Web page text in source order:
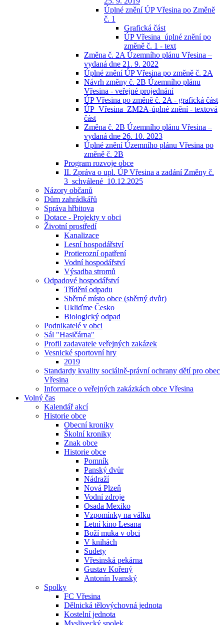
Úplné znění ÚP Vřesina po Změně
č. 1
Grafická část
ÚP Vřesina_úplné znění po
změně č. 1 - text
Změna č. 2A Územního plánu Vřesina –
vydaná dne 21. 9. 2022
Úplné znění ÚP Vřesina po změně č. 2A
Návrh změny č. 2B Územního plánu
Vřesina - veřejné projednání
ÚP Vřesina po změně č. 2A - grafická část
ÚP_Vřesina_ZM2A-úplné znění - textová
část
Změna č. 2B Územního plánu Vřesina –
vydaná dne 26. 10. 2023
Úplné znění Územního plánu Vřesina po
změně č. 2B
Program rozvoje obce
II. Zpráva o upl. ÚP Vřesina a zadání Změny č.
3_schválené_10.12.2025
Názory občanů
Dům zahrádkářů
Správa hřbitova
Dotace - Projekty v obci
Životní prostředí
Kanalizace
Lesní hospodářství
Protierozní opatření
Vodní hospodářství
Výsadba stromů
Odpadové hospodářství
Třídění odpadu
Sběrné místo obce (sběrný dvůr)
Ukliďme Česko
Biologický odpad
Podnikatelé v obci
Sál "Hasičárna"
Profil zadavatele veřejných zakázek
Vesnické sportovní hry
2019
Standardy kvality sociálně-právní ochrany dětí pro obec
Vřesina
Informace o veřejných zakázkách obce Vřesina
Volný čas
Kalendář akcí
Historie obce
Obecní kroniky
Školní kroniky
Znak obce
Historie obce
Pomník
Panský dvůr
Nádraží
Nová Plzeň
Vodní zdroje
Osada Mexiko
Vzpomínky na válku
Letní kino Lesana
Boží muka v obci
V knihách
Sudety
Vřesinská pekárna
Gustav Kořený
Antonín Ivanský
Spolky
FC Vřesina
Dělnická tělovýchovná jednota
Kostelní jednota
Myslivecký spolek